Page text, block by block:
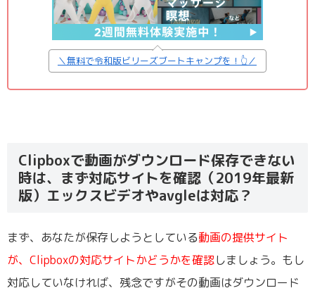
＼無料で令和版ビリーズブートキャンプを！👆／
Clipboxで動画がダウンロード保存できない
時は、まず対応サイトを確認（2019年最新
版）エックスビデオやavgleは対応？
まず、あなたが保存しようとしている動画の提供サイト
が、Clipboxの対応サイトかどうかを確認しましょう。もし
対応していなければ、残念ですがその動画はダウンロード